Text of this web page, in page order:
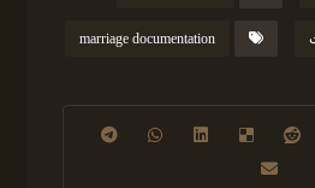
marriage documentation